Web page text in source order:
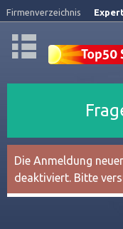
Firmenverzeichnis
Die Anmeldung
deaktiviert. Bitte